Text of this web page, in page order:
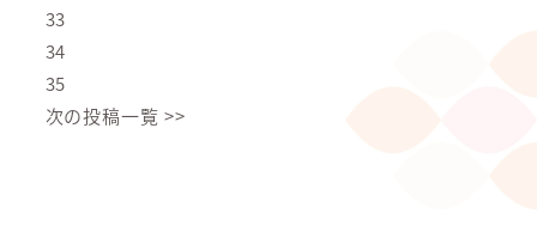
33
34
35
次の投稿一覧 >>